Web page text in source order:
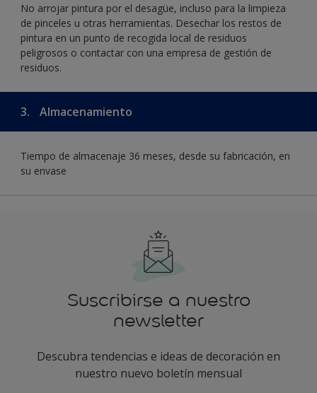
No arrojar pintura por el desagüe, incluso para la limpieza
de pinceles u otras herramientas. Desechar los restos de
pintura en un punto de recogida local de residuos
peligrosos o contactar con una empresa de gestión de
residuos.
3. Almacenamiento
Tiempo de almacenaje 36 meses, desde su fabricación, en
su envase
Suscribirse a nuestro
newsletter
Descubra tendencias e ideas de decoración en
nuestro nuevo boletín mensual